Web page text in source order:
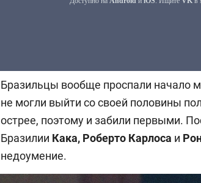
Бразильцы вообще проспали начало
не могли выйти со своей половины
острее, поэтому и забили первыми.
Бразилии Кака, Роберто Карлоса и
недоумение.